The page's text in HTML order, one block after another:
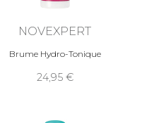
NOVEXPERT
Brume Hydro-Tonique
24,95